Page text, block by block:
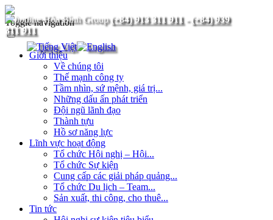
(+84) 913 311 911- (+84) 939
311 911
Toggle navigation
Giới thiệu
Về chúng tôi
Thế mạnh công ty
Tầm nhìn, sứ mệnh, giá trị...
Những dấu ấn phát triển
Đội ngũ lãnh đạo
Thành tựu
Hồ sơ năng lực
Lĩnh vực hoạt động
Tổ chức Hội nghị – Hội...
Tổ chức Sự kiện
Cung cấp các giải pháp quảng...
Tổ chức Du lịch – Team...
Sản xuất, thi công, cho thuê...
Tin tức